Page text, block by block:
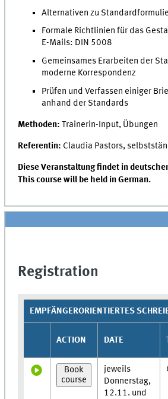
Alternativen zu
Formale Richtlinien für das
E-Mails: DIN 5008
Gemeinsames Erarbeiten der
moderne Korrespondenz
Prüfen und Verfassen einiger
anhand der Standards
Methoden: Trainerin-Input, Übungen
Referentin: Claudia Pastors,
Diese Veranstaltung findet in
This course will be held in German.
Registration
EMPFÄNGERORIENTIERTES
ACTION DATE
Book
course
jeweils
Donnerstag,
12.11. und